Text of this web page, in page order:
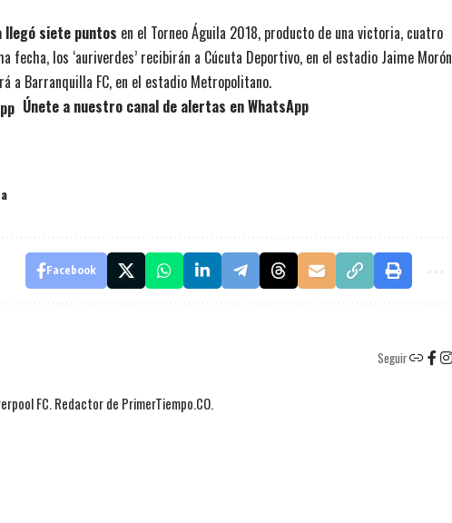
llegó siete puntos en el Torneo Águila 2018, producto de una victoria, cuatro
fecha, los ‘auriverdes’ recibirán a Cúcuta Deportivo, en el estadio Jaime Morón
a Barranquilla FC, en el estadio Metropolitano.
Únete a nuestro canal de alertas en WhatsApp
Facebook
Seguir
FC. Redactor de PrimerTiempo.CO.